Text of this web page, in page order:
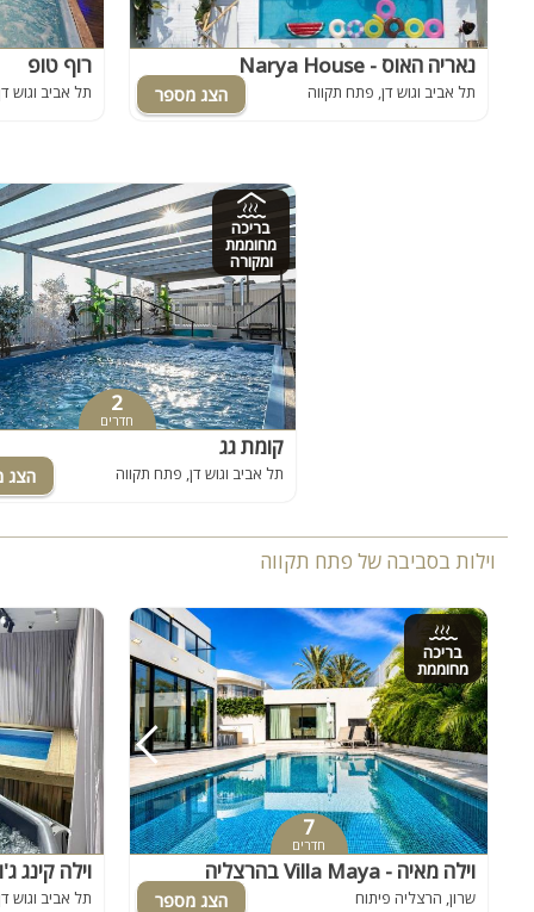
נאריה האוס - Narya House
תל אביב וגוש דן, פתח תקווה
רוף טופ
תל אביב וגוש
בריכה
מחוממת
ומקורה
2
חדרים
קומת גג
תל אביב וגוש דן, פתח תקווה
וילות בסביבה של פתח תקווה
בריכה
מחוממת
7
חדרים
וילה מאיה - Villa Maya בהרצליה
שרון, הרצליה פיתוח תל אביב וגוש